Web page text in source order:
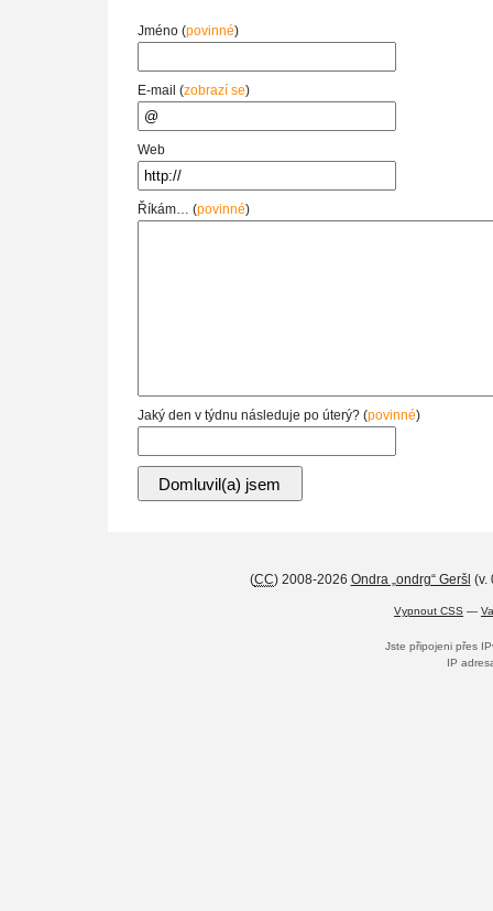
Jméno (povinné)
E-mail (zobrazí se)
Web
Říkám… (povinné)
Jaký den v týdnu následuje po úterý? (povinné)
(CC) 2008-2026 Ondra „ondrg“ Geršl (v.
Vypnout CSS —
Jste připojeni přes
IP